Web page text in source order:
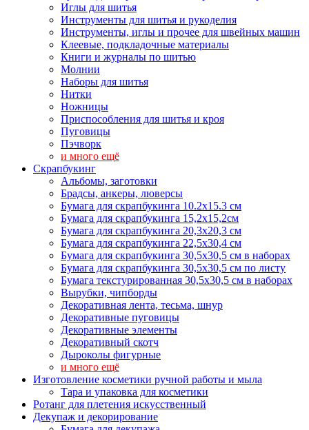
Иглы для шитья
Инструменты для шитья и рукоделия
Инструменты, иглы и прочее для швейных машин
Клеевые, подкладочные материалы
Книги и журналы по шитью
Молнии
Наборы для шитья
Нитки
Ножницы
Приспособления для шитья и кроя
Пуговицы
Пэчворк
и много ещё
Скрапбукинг
Альбомы, заготовки
Брадсы, анкеры, люверсы
Бумага для скрапбукинга 10.2х15.3 см
Бумага для скрапбукинга 15,2х15,2см
Бумага для скрапбукинга 20,3х20,3 см
Бумага для скрапбукинга 22,5х30,4 см
Бумага для скрапбукинга 30,5х30,5 см в наборах
Бумага для скрапбукинга 30,5х30,5 см по листу
Бумага текстурированная 30,5х30,5 см в наборах
Вырубки, чипборды
Декоративная лента, тесьма, шнур
Декоративные пуговицы
Декоративные элементы
Декоративный скотч
Дыроколы фигурные
и много ещё
Изготовление косметики ручной работы и мыла
Тара и упаковка для косметики
Ротанг для плетения искусственный
Декупаж и декорирование